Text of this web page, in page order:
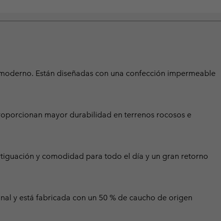
Están diseñadas con una confección impermeable
mayor durabilidad en terrenos rocosos e
y comodidad para todo el día y un gran retorno
y está fabricada con un 50 % de caucho de origen